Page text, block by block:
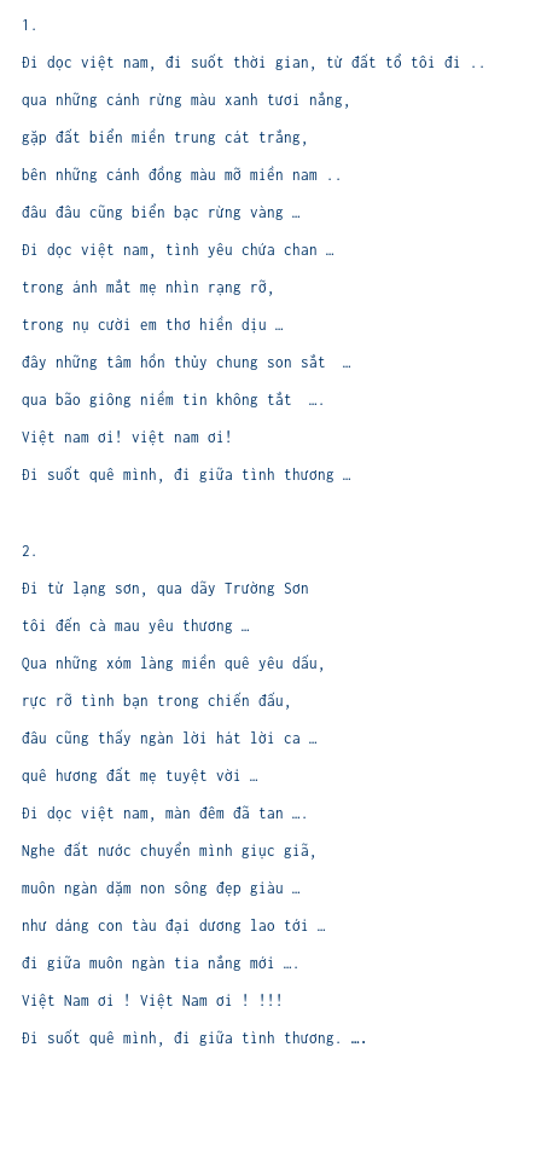
1.
Đi dọc việt nam, đi suốt thời gian, từ đất tổ tôi đi ..
qua những cánh rừng màu xanh tươi nắng,
gặp đất biển miền trung cát trắng,
bên những cánh đồng màu mỡ miền nam ..
đâu đâu cũng biển bạc rừng vàng …
Đi dọc việt nam, tình yêu chứa chan …
trong ánh mắt mẹ nhìn rạng rỡ,
trong nụ cười em thơ hiền dịu …
đây những tâm hồn thủy chung son sắt …
qua bão giông niềm tin không tắt ….
Việt nam ơi! việt nam ơi!
Đi suốt quê mình, đi giữa tình thương …
2.
Đi từ lạng sơn, qua dãy Trường Sơn
tôi đến cà mau yêu thương …
Qua những xóm làng miền quê yêu dấu,
rực rỡ tình bạn trong chiến đấu,
đâu cũng thấy ngàn lời hát lời ca …
quê hương đất mẹ tuyệt vời …
Đi dọc việt nam, màn đêm đã tan ….
Nghe đất nước chuyển mình giục giã,
muôn ngàn dặm non sông đẹp giàu …
như dáng con tàu đại dương lao tới …
đi giữa muôn ngàn tia nắng mới ….
Việt Nam ơi ! Việt Nam ơi ! !!!
Đi suốt quê mình, đi giữa tình thương. ….